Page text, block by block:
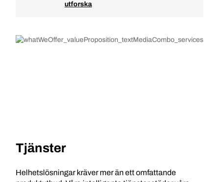
utforska
Tjänster
Helhetslösningar kräver mer än ett omfattande